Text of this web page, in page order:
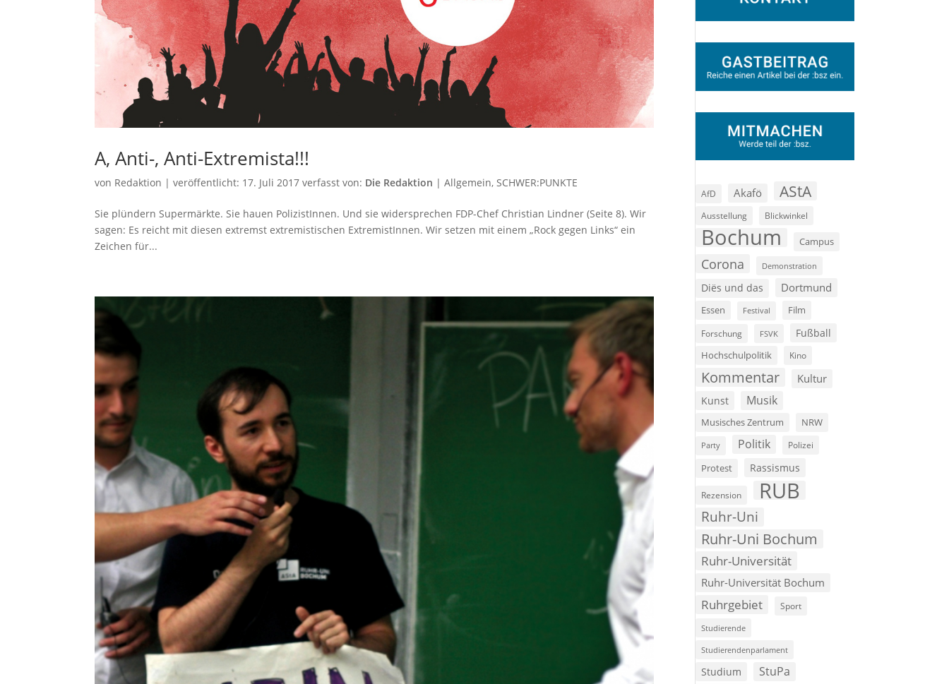
A, Anti-, Anti-Extremista!!!
von Redaktion |veröffentlicht: 17. Juli 2017 verfasst von: Die Redaktion |Allgemein, SCHWER:PUNKTE
Sie plündern Supermärkte. Sie hauen PolizistInnen. Und sie widersprechen FDP-Chef Christian Lindner (Seite 8). Wir
sagen: Es reicht mit diesen extremst extremistischen ExtremistInnen. Wir setzen mit einem „Rock gegen Links“ ein
Zeichen für...
AfD Akafö AStA
Ausstellung Blickwinkel
Bochum Campus
Corona Demonstration
Diës und das Dortmund
Essen Festival Film
Forschung FSVK Fußball
Hochschulpolitik Kino
Kommentar Kultur
Kunst Musik
Musisches Zentrum NRW
Party Politik Polizei
Protest Rassismus
Rezension RUB
Ruhr-Uni
Ruhr-Uni Bochum
Ruhr-Universität
Ruhr-Universität Bochum
Ruhrgebiet Sport
Studierende
Studierendenparlament
Studium StuPa